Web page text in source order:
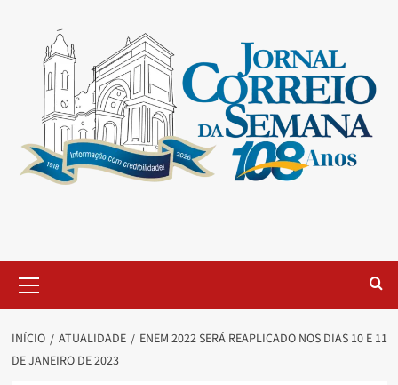
INÍCIO ATUALIDADE
ENEM 2022 SERÁ REAPLICADO NOS DIAS 10 E 11
DE JANEIRO DE 2023